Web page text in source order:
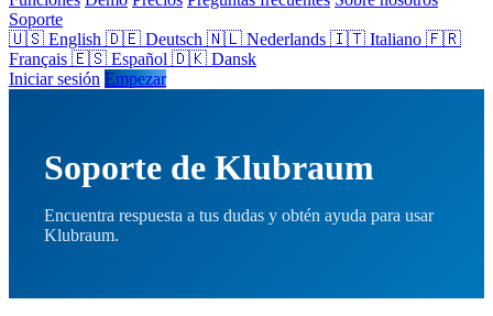
Soporte
🇺🇸 English 🇩🇪 Deutsch 🇳🇱 Nederlands 🇮🇹 Italiano 🇫🇷
Français 🇪🇸 Español 🇩🇰 Dansk
Iniciar sesión Empezar
Soporte de Klubraum
Encuentra respuesta a tus dudas y obtén ayuda para usar
Klubraum.